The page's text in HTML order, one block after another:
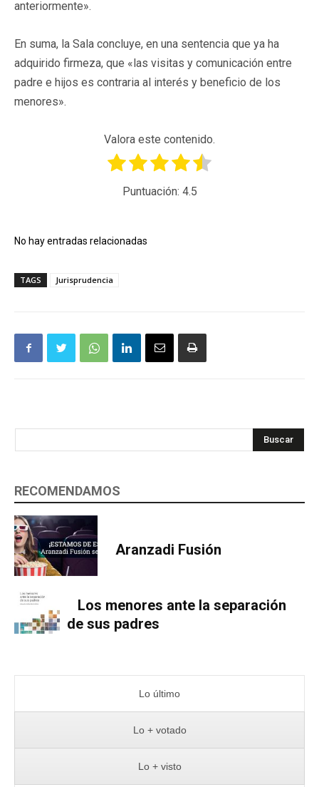
anteriormente».
En suma, la Sala concluye, en una sentencia que ya ha
adquirido firmeza, que «las visitas y comunicación entre
padre e hijos es contraria al interés y beneficio de los
menores».
Valora este contenido.
Puntuación: 4.5
No hay entradas relacionadas
TAGS Jurisprudencia
Buscar
RECOMENDAMOS
Aranzadi Fusión
Los menores ante la separación
de sus padres
Lo último
Lo + votado
Lo + visto